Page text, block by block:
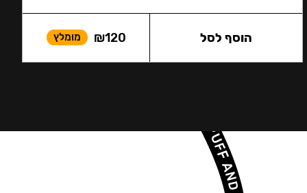
₪120 מומלץ הוסף לסל